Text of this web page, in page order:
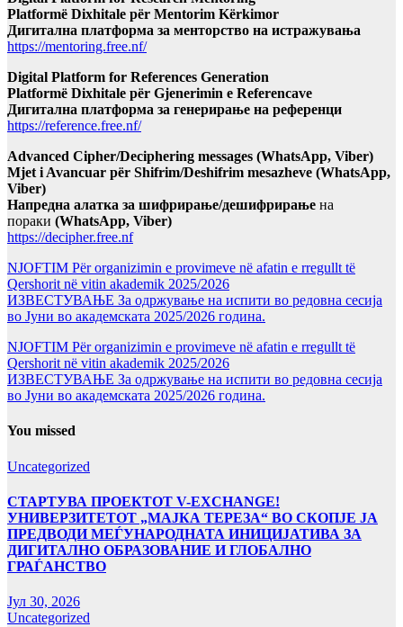
Platformë Dixhitale për Mentorim Kërkimor
Дигитална платформа за менторство на истражувања
https://mentoring.free.nf/
Digital Platform for References Generation
Platformë Dixhitale për Gjenerimin e Referencave
Дигитална платформа за генерирање на референци
https://reference.free.nf/
Advanced Cipher/Deciphering messages (WhatsApp, Viber)
Mjet i Avancuar për Shifrim/Deshifrim mesazheve (WhatsApp,
Viber)
Напредна алатка за шифрирање/дешифрирање на
пораки (WhatsApp, Viber)
https://decipher.free.nf
NJOFTIM Për organizimin e provimeve në afatin e rregullt të
Qershorit në vitin akademik 2025/2026
ИЗВЕСТУВАЊЕ За одржување на испити во редовна сесија
во Јуни во академската 2025/2026 година.
NJOFTIM Për organizimin e provimeve në afatin e rregullt të
Qershorit në vitin akademik 2025/2026
ИЗВЕСТУВАЊЕ За одржување на испити во редовна сесија
во Јуни во академската 2025/2026 година.
You missed
Uncategorized
СТАРТУВА ПРОЕКТОТ V-EXCHANGE!
УНИВЕРЗИТЕТОТ „МАЈКА ТЕРЕЗА“ ВО СКОПЈЕ ЈА
ПРЕДВОДИ МЕЃУНАРОДНАТА ИНИЦИЈАТИВА ЗА
ДИГИТАЛНО ОБРАЗОВАНИЕ И ГЛОБАЛНО
ГРАЃАНСТВО
Јул 30, 2026
Uncategorized